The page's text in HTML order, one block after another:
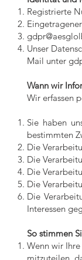
Registrierte
Unser
Mail unter
Wann wir
​Wir erfassen
Sie haben
bestimmten
Die
Die
Die
Die
Die
Interessen
So stimmen
Wenn wir